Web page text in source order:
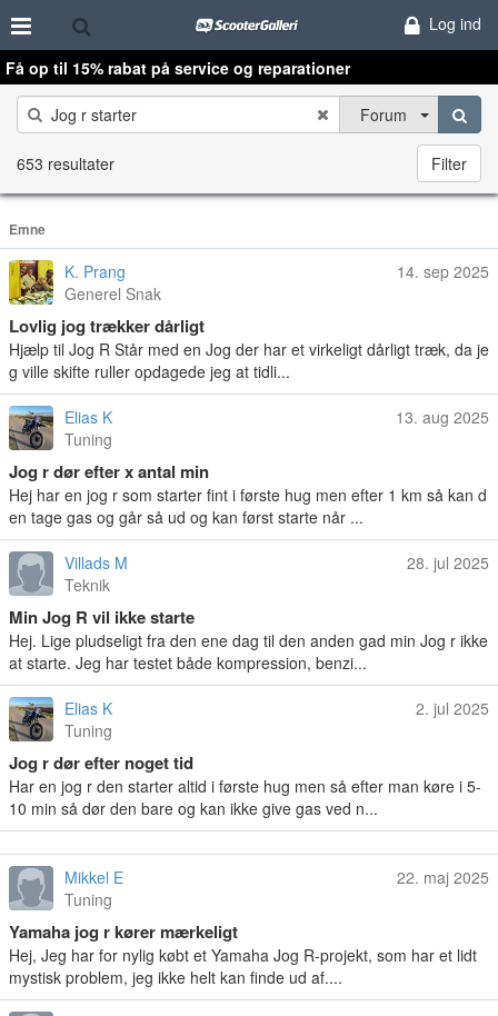
Log ind
Få op til 15% rabat på service og reparationer
Forum
653 resultater Filter
Emne
K. Prang
Generel Snak
14. sep 2025
Lovlig jog trækker dårligt
Hjælp til Jog R Står med en Jog der har et virkeligt dårligt træk, da je
g ville skifte ruller opdagede jeg at tidli...
Elias K
Tuning
13. aug 2025
Jog r dør efter x antal min
Hej har en jog r som starter fint i første hug men efter 1 km så kan d
en tage gas og går så ud og kan først starte når ...
Villads M
Teknik
28. jul 2025
Min Jog R vil ikke starte
Hej. Lige pludseligt fra den ene dag til den anden gad min Jog r ikke
at starte. Jeg har testet både kompression, benzi...
Elias K
Tuning
2. jul 2025
Jog r dør efter noget tid
Har en jog r den starter altid i første hug men så efter man køre i 5-
10 min så dør den bare og kan ikke give gas ved n...
Mikkel E
Tuning
22. maj 2025
Yamaha jog r kører mærkeligt
Hej, Jeg har for nylig købt et Yamaha Jog R-projekt, som har et lidt
mystisk problem, jeg ikke helt kan finde ud af....